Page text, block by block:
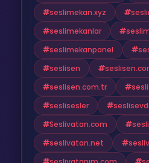
seslimekan.xyz
seslimekanlar
seslimekanpanel
seslisen
seslisen.com.tr
seslisesler
Seslivatan.com
seslivatan.net